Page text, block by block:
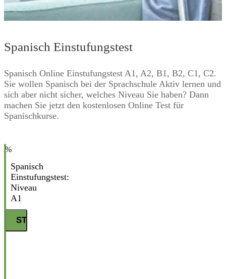
Spanisch Einstufungstest
Spanisch Online Einstufungstest A1, A2, B1, B2, C1, C2.
Sie wollen Spanisch bei der Sprachschule Aktiv lernen und
sich aber nicht sicher, welches Niveau Sie haben? Dann
machen Sie jetzt den kostenlosen Online Test für
Spanischkurse.
%
Spanisch
Einstufungstest:
Niveau
A1